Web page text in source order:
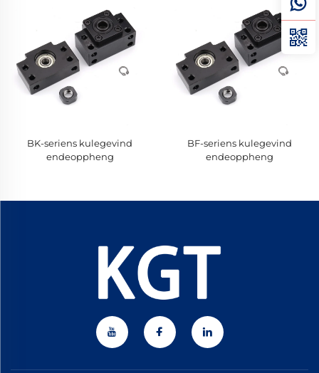
BK-seriens kulegevind
endeoppheng
BF-seriens kulegevind
endeoppheng